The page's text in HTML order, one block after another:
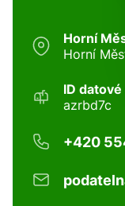
Horní
Horní
ID
azrbd7c
+420